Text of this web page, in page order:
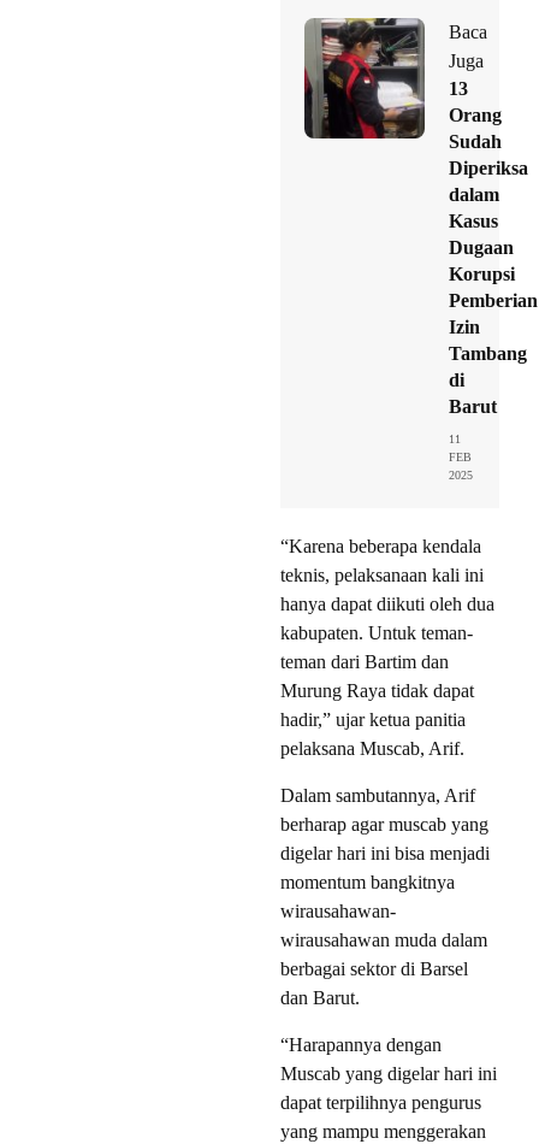
Baca
Juga
13
Orang
Sudah
Diperiksa
dalam
Kasus
Dugaan
Korupsi
Pemberian
Izin
Tambang
di
Barut
11
FEB
2025
“Karena beberapa kendala
teknis, pelaksanaan kali ini
hanya dapat diikuti oleh dua
kabupaten. Untuk teman-
teman dari Bartim dan
Murung Raya tidak dapat
hadir,” ujar ketua panitia
pelaksana Muscab, Arif.
Dalam sambutannya, Arif
berharap agar muscab yang
digelar hari ini bisa menjadi
momentum bangkitnya
wirausahawan-
wirausahawan muda dalam
berbagai sektor di Barsel
dan Barut.
“Harapannya dengan
Muscab yang digelar hari ini
dapat terpilihnya pengurus
yang mampu menggerakan